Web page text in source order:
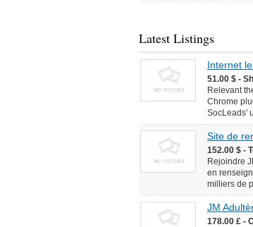
Latest Listings
Internet
51.00 $ -
Relevant
Chrome
SocLeads'
Site de
152.00 $ -
Rejoindre
en
milliers de
JM
178.00 £ -